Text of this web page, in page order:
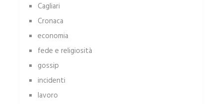
Cagliari
Cronaca
economia
fede e religiosità
gossip
incidenti
lavoro